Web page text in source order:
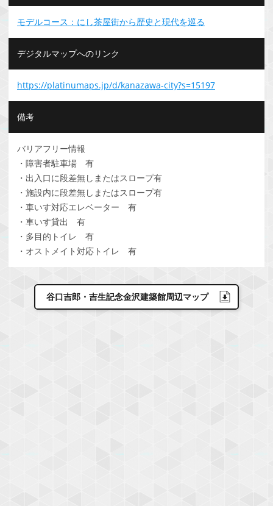
モデルコース：にし茶屋街から歴史と現代を巡る
デジタルマップへのリンク
https://platinumaps.jp/d/kanazawa-city?s=15197
備考
バリアフリー情報
・障害者駐車場 有
・出入口に段差無しまたはスロープ有
・施設内に段差無しまたはスロープ有
・車いす対応エレベーター 有
・車いす貸出 有
・多目的トイレ 有
・オストメイト対応トイレ 有
谷口吉郎・吉生記念金沢建築館周辺マップ